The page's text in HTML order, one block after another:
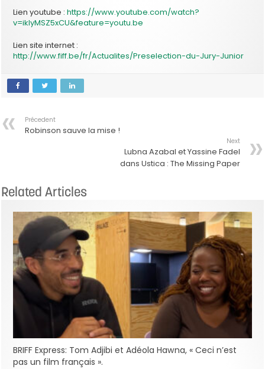
Lien youtube :https://www.youtube.com/watch?
v=ikIyMSZ5xCU&feature=youtu.be
Lien site internet :
http://www.fiff.be/fr/Actualites/Preselection-du-Jury-Junior
Précedent
Robinson sauve la mise !
Next
Lubna Azabal et Yassine Fadel
dans Ustica : The Missing Paper
Related Articles
BRIFF Express: Tom Adjibi et Adéola Hawna, « Ceci n’est
pas un film français ».